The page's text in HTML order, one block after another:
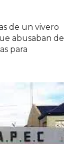
de un vivero
abusaban de
para